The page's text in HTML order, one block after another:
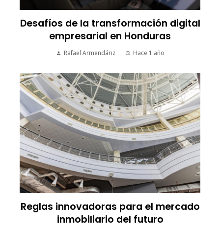
Desafíos de la transformación digital
empresarial en Honduras
Rafael Armendáriz Hace 1 año
Reglas innovadoras para el mercado
inmobiliario del futuro